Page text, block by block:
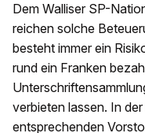
Dem Walliser SP-
reichen solche
besteht immer ein
rund ein Franken
verbieten lassen. In
entsprechenden